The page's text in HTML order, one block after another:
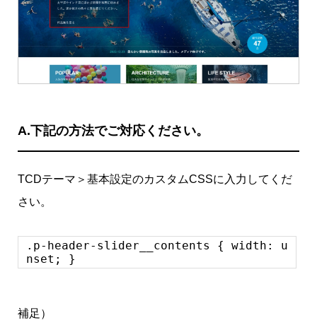
A.下記の方法でご対応ください。
TCDテーマ＞基本設定のカスタムCSSに入力してくだ
さい。
.p-header-slider__contents { width: u
nset; }
補足）